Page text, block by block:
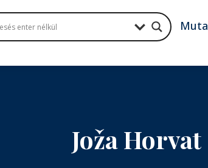
Joža Horvat